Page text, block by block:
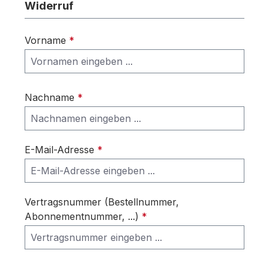
Widerruf
Vorname *
Nachname *
E-Mail-Adresse *
Vertragsnummer (Bestellnummer,
Abonnementnummer, ...) *